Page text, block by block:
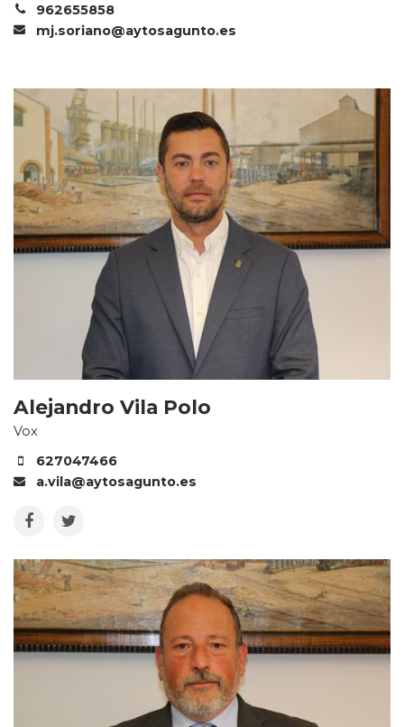
962655858
mj.soriano@aytosagunto.es
Alejandro Vila Polo
Vox
627047466
a.vila@aytosagunto.es